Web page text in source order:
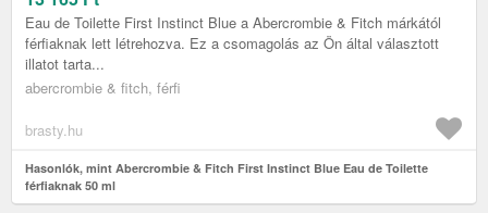
Eau de Toilette First Instinct Blue a Abercrombie & Fitch márkától
férfiaknak lett létrehozva. Ez a csomagolás az Ön által választott
illatot tarta...
abercrombie & fitch, férfi
brasty.hu
Hasonlók, mint Abercrombie & Fitch First Instinct Blue Eau de Toilette
férfiaknak 50 ml